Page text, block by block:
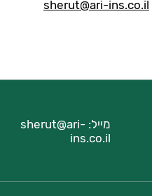
sherut@ari-ins.co.il
מייל: sherut@ari-
ins.co.il